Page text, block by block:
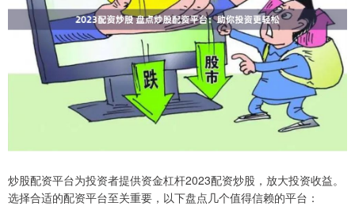
炒股配资平台为投资者提供资金杠杆2023配资炒股，放大投资收益。
选择合适的配资平台至关重要，以下盘点几个值得信赖的平台：